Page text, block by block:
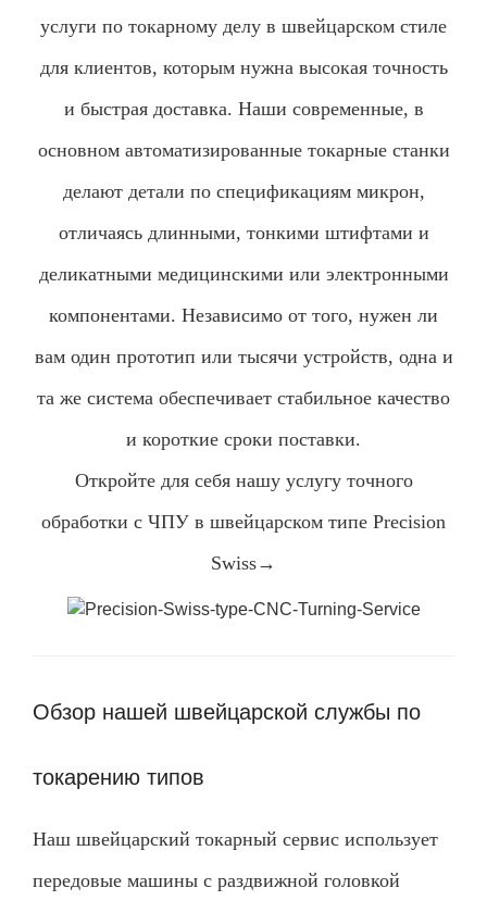
услуги по токарному делу в швейцарском стиле
для клиентов, которым нужна высокая точность
и быстрая доставка. Наши современные, в
основном автоматизированные токарные станки
делают детали по спецификациям микрон,
отличаясь длинными, тонкими штифтами и
деликатными медицинскими или электронными
компонентами. Независимо от того, нужен ли
вам один прототип или тысячи устройств, одна и
та же система обеспечивает стабильное качество
и короткие сроки поставки.
Откройте для себя нашу услугу точного
обработки с ЧПУ в швейцарском типе Precision
Swiss→
Обзор нашей швейцарской службы по
токарению типов
Наш швейцарский токарный сервис использует
передовые машины с раздвижной головкой